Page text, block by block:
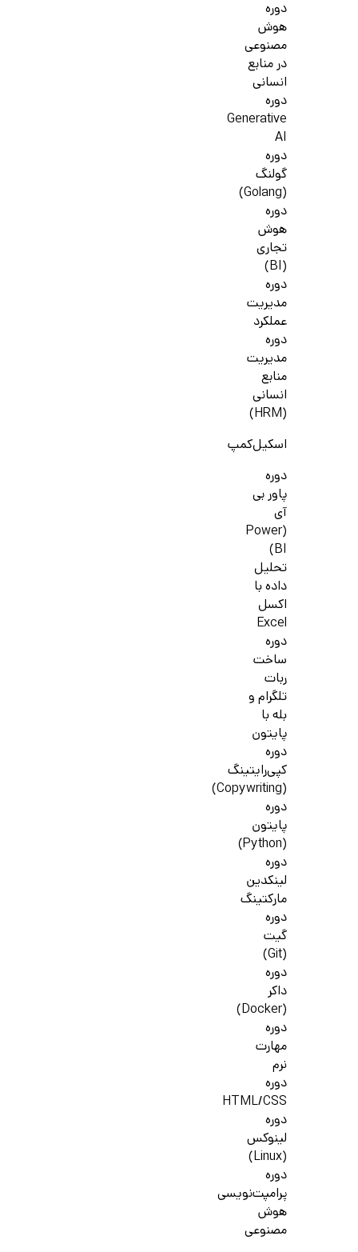
دوره
هوش
مصنوعی
در منابع
انسانی
دوره
Generative
AI
دوره
گولنگ
(Golang)
دوره
هوش
تجاری
(BI)
دوره
مدیریت
عملکرد
دوره
مدیریت
منابع
انسانی
(HRM)
اسکیل‌کمپ
دوره
پاور بی
آی
(Power
BI)
تحلیل
داده با
اکسل
Excel
دوره
ساخت
ربات
تلگرام و
بله با
پایتون
دوره
کپی‌رایتینگ
(Copywriting)
دوره
پایتون
(Python)
دوره
لینکدین
مارکتینگ
دوره
گیت
(Git)
دوره
داکر
(Docker)
دوره
مهارت
نرم
دوره
HTML/CSS
دوره
لینوکس
(Linux)
دوره
پرامپت‌نویسی
هوش
مصنوعی